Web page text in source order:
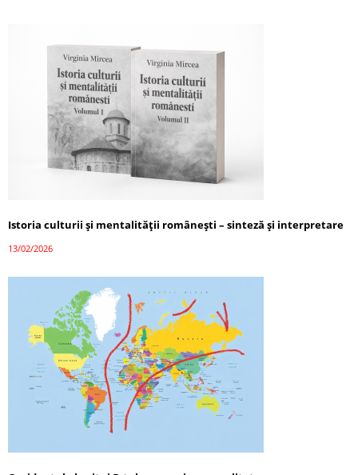
Istoria culturii și mentalității românești – sinteză și interpretare
13/02/2026